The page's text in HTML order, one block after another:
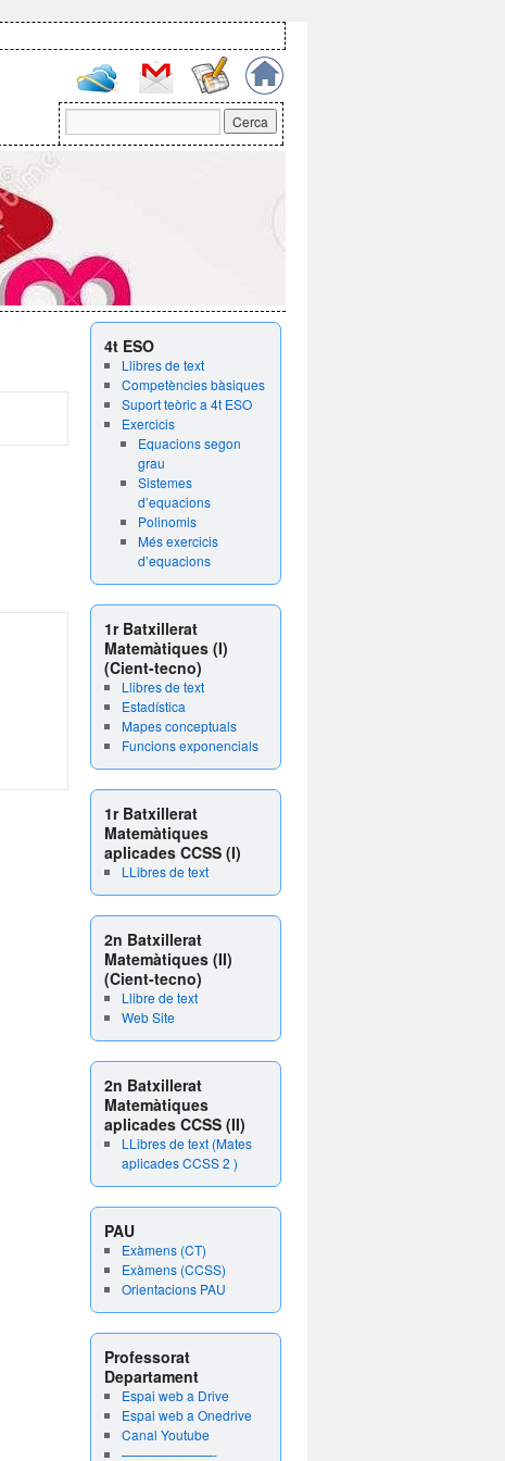
4t ESO
Llibres de text
Competències bàsiques
Suport teòric a 4t ESO
Exercicis
Equacions segon
grau
Sistemes
d’equacions
Polinomis
Més exercicis
d’equacions
1r Batxillerat
Matemàtiques (I)
(Cient-tecno)
Llibres de text
Estadística
Mapes conceptuals
Funcions exponencials
1r Batxillerat
Matemàtiques
aplicades CCSS (I)
LLibres de text
2n Batxillerat
Matemàtiques (II)
(Cient-tecno)
Llibre de text
Web Site
2n Batxillerat
Matemàtiques
aplicades CCSS (II)
LLibres de text (Mates
aplicades CCSS 2 )
PAU
Exàmens (CT)
Exàmens (CCSS)
Orientacions PAU
Professorat
Departament
Espai web a Drive
Espai web a Onedrive
Canal Youtube
———————-